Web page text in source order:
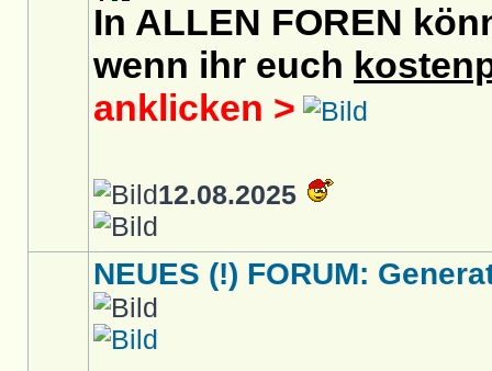
In ALLEN FOREN
wenn ihr euch
anklicken >
12.08.2025
NEUES (!) FORUM: